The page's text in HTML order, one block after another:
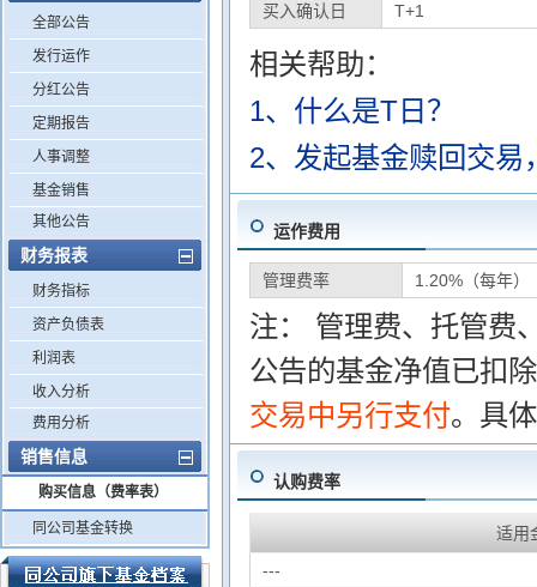
全部公告
发行运作
分红公告
定期报告
人事调整
基金销售
其他公告
财务报表
财务指标
资产负债表
利润表
收入分析
费用分析
销售信息
购买信息（费率表）
同公司基金转换
买入确认日 T+1
相关帮助：
1、什么是T日？
2、发起基金赎回交易
运作费用
管理费率 1.20%（每年）
注： 管理费、托管费
公告的基金净值已扣
交易中另行支付。具
认购费率
适用
---